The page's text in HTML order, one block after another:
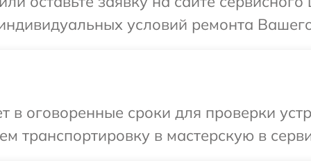
условий ремонта
оговоренные сроки для проверки
транспортировку в мастерскую в